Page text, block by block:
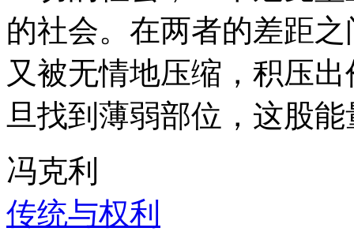
的社会。在两者的差距
又被无情地压缩，积压
旦找到薄弱部位，这股
冯克利
传统与权利